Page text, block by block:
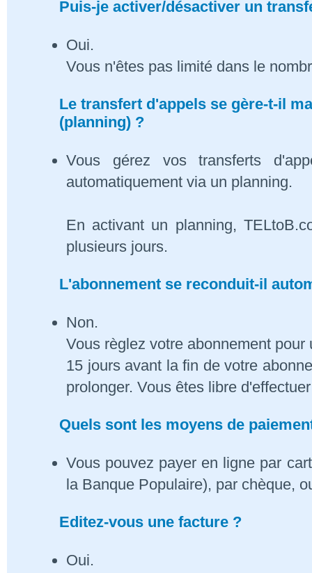
Puis-je activer/désactiver un
Oui.
Vous n'êtes pas limité dans le
Le transfert d'appels se gère-t-il
(planning) ?
Vous gérez vos transferts
automatiquement via un planning.
En activant un planning,
plusieurs jours.
L'abonnement se reconduit-il
Non.
Vous règlez votre abonnement
15 jours avant la fin de votre
prolonger. Vous êtes libre
Quels sont les moyens de
Vous pouvez payer en ligne par
la Banque Populaire), par chèque,
Editez-vous une facture ?
Oui.